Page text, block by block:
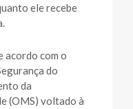
ele recebe
acordo com o
do
da
(OMS) voltado à